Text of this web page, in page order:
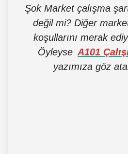
Şok Market çalışma
değil mi? Diğer
koşullarını merak
Öyleyse A101
yazımıza göz